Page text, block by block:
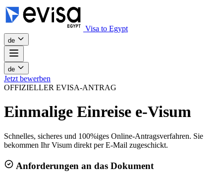
Visa to Egypt
de
de
Jetzt bewerben
OFFIZIELLER EVISA-ANTRAG
Einmalige Einreise e-Visum
Schnelles, sicheres und 100%iges Online-Antragsverfahren. Sie
bekommen Ihr Visum direkt per E-Mail zugeschickt.
Anforderungen an das Dokument